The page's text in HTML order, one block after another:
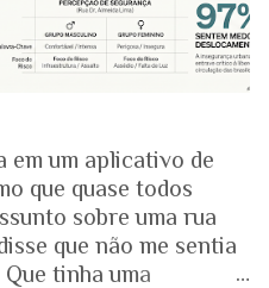
em um aplicativo de
que quase todos
sobre uma rua
que não me sentia
tinha uma